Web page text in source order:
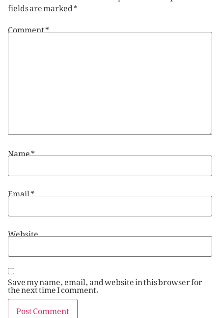
fields are marked*
Comment*
Name*
Email*
Website
Save my name, email, and website in this browser for
the next time I comment.